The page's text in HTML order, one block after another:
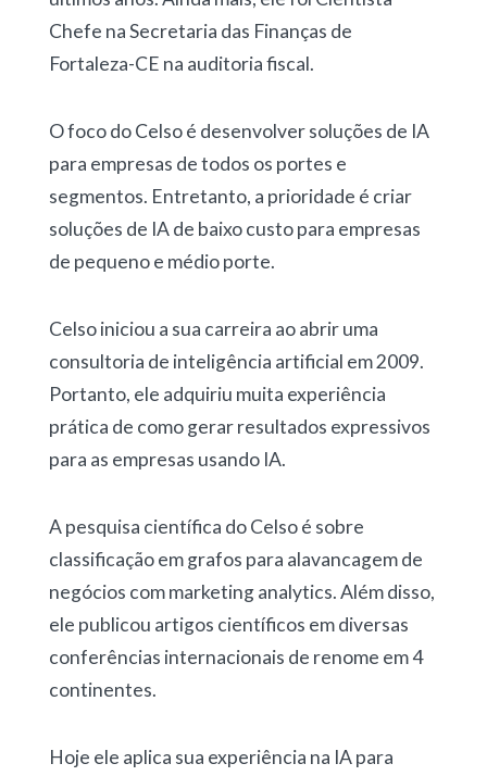
Chefe na Secretaria das Finanças de
Fortaleza-CE na auditoria fiscal.
O foco do Celso é desenvolver soluções de IA
para empresas de todos os portes e
segmentos. Entretanto, a prioridade é criar
soluções de IA de baixo custo para empresas
de pequeno e médio porte.
Celso iniciou a sua carreira ao abrir uma
consultoria de inteligência artificial em 2009.
Portanto, ele adquiriu muita experiência
prática de como gerar resultados expressivos
para as empresas usando IA.
A pesquisa científica do Celso é sobre
classificação em grafos para alavancagem de
negócios com marketing analytics. Além disso,
ele publicou artigos científicos em diversas
conferências internacionais de renome em 4
continentes.
Hoje ele aplica sua experiência na IA para